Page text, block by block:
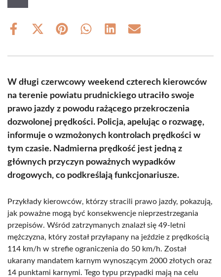
Share
Share
(Twitter)
Share Share Share Share
W długi czerwcowy weekend czterech kierowców
na terenie powiatu prudnickiego utraciło swoje
prawo jazdy z powodu rażącego przekroczenia
dozwolonej prędkości. Policja, apelując o rozwagę,
informuje o wzmożonych kontrolach prędkości w
tym czasie. Nadmierna prędkość jest jedną z
głównych przyczyn poważnych wypadków
drogowych, co podkreślają funkcjonariusze.
Przykłady kierowców, którzy stracili prawo jazdy, pokazują,
jak poważne mogą być konsekwencje nieprzestrzegania
przepisów. Wśród zatrzymanych znalazł się 49-letni
mężczyzna, który został przyłapany na jeździe z prędkością
114 km/h w strefie ograniczenia do 50 km/h. Został
ukarany mandatem karnym wynoszącym 2000 złotych oraz
14 punktami karnymi. Tego typu przypadki mają na celu